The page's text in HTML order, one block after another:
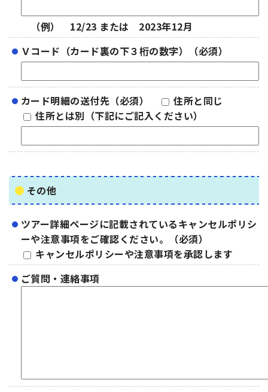
（例） 12/23 または 2023年12月
Ｖコード（カード裏の下３桁の数字）（必須）
カード明細の送付先（必須）
住所と同じ
住所とは別（下記にご記入ください）
その他
ツアー詳細ページに記載されているキャンセルポリシ
ーや注意事項をご確認ください。（必須）
キャンセルポリシーや注意事項を承認します
ご質問・連絡事項